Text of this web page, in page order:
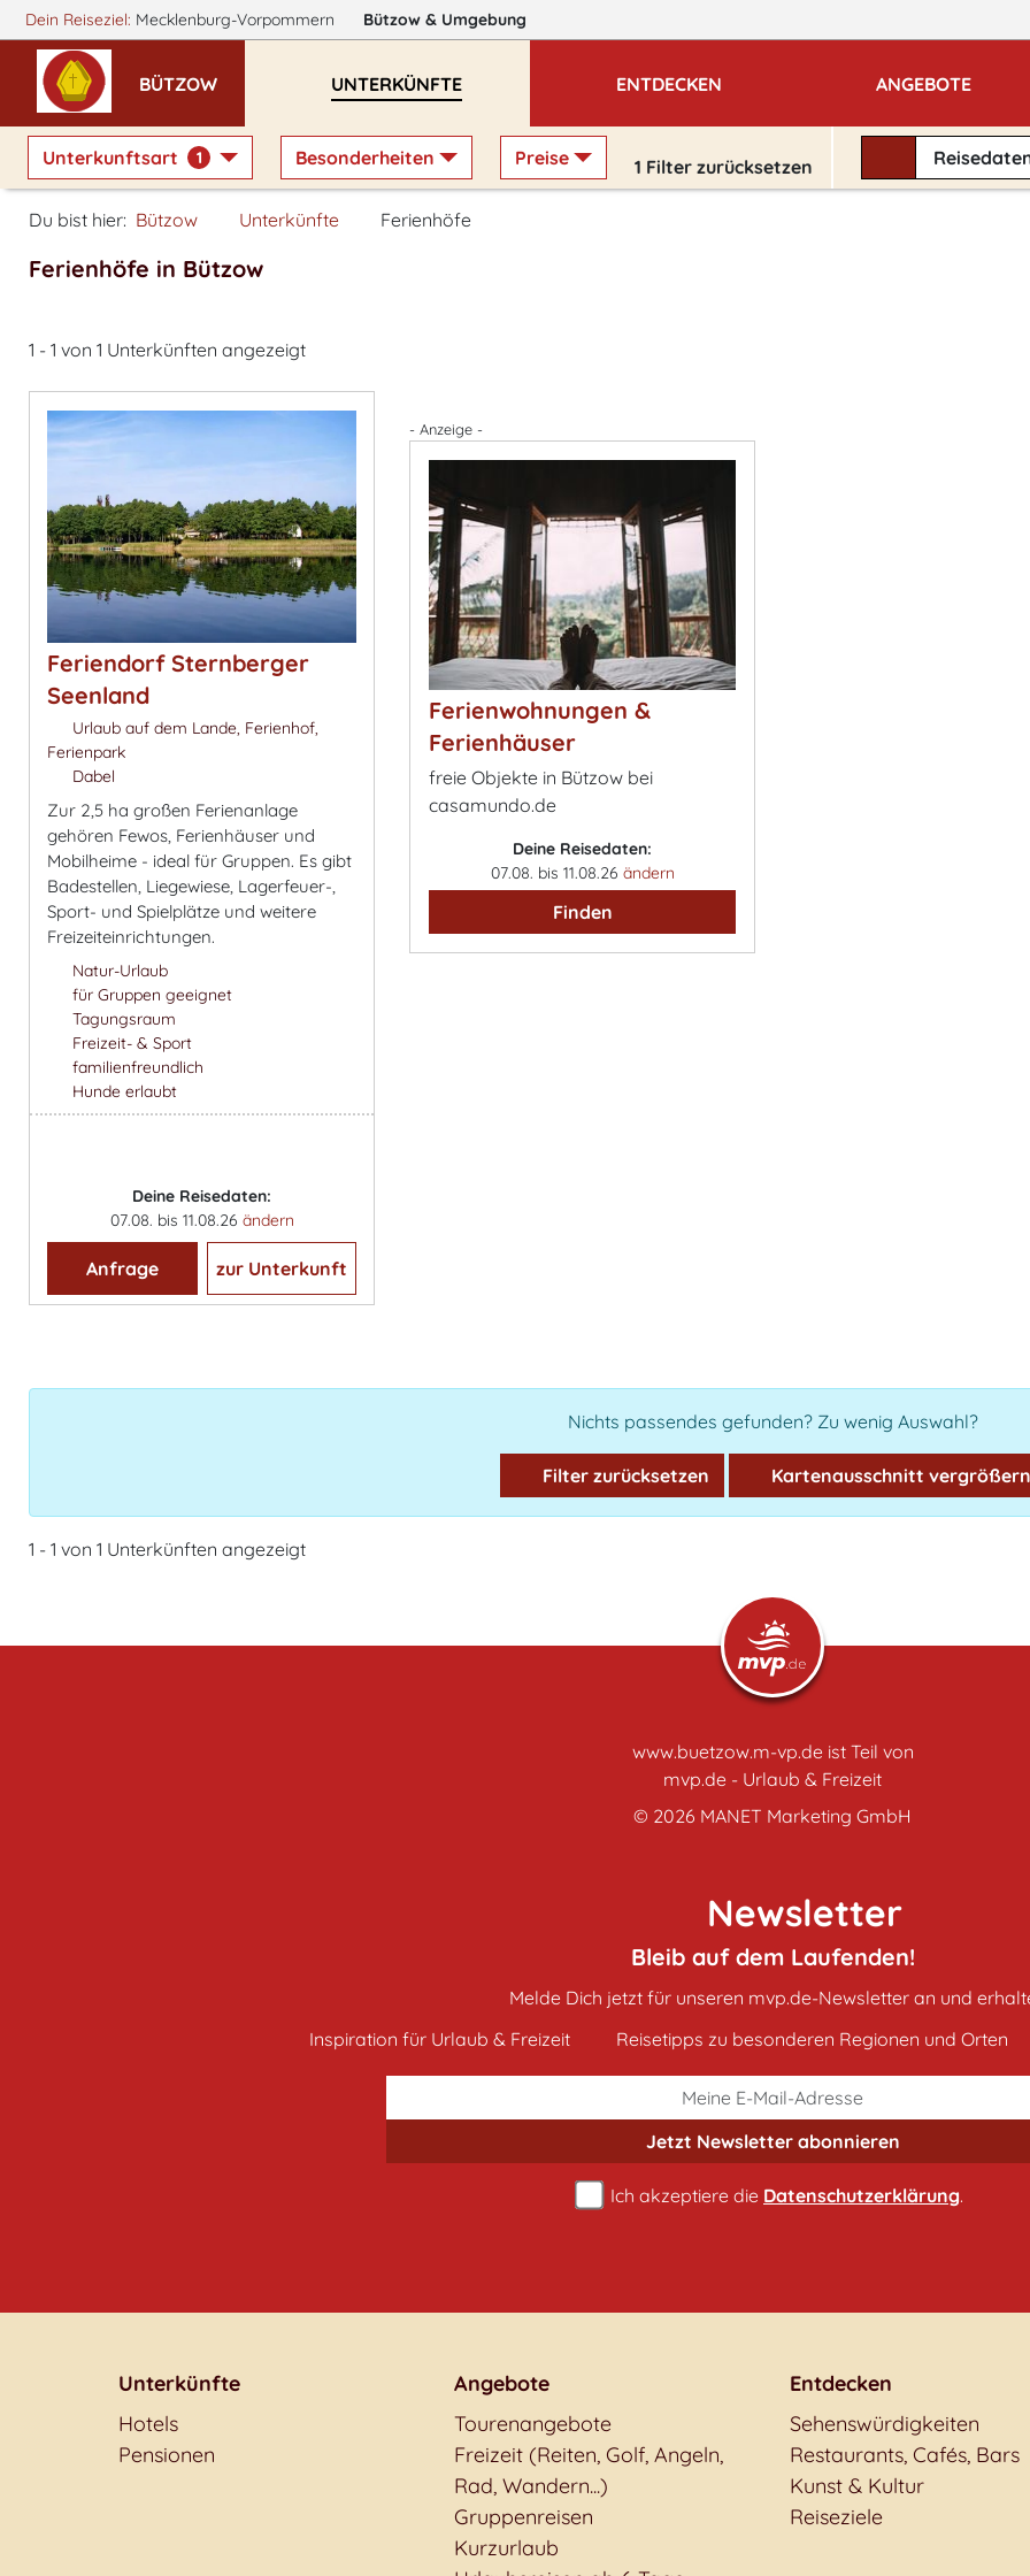
Dein Reiseziel: Mecklenburg-Vorpommern Bützow & Umgebung
BÜTZOW UNTERKÜNFTE ENTDECKEN ANGEBOTE
Unterkunftsart 1 Besonderheiten Preise 1 Filter zurücksetzen
Du bist hier: Bützow Unterkünfte Ferienhöfe
Ferienhöfe in Bützow
1 - 1 von 1 Unterkünften angezeigt
Feriendorf Sternberger
Seenland
Urlaub auf dem Lande, Ferienhof,
Ferienpark
Dabel
Zur 2,5 ha großen Ferienanlage
gehören Fewos, Ferienhäuser und
Mobilheime - ideal für Gruppen. Es gibt
Badestellen, Liegewiese, Lagerfeuer-,
Sport- und Spielplätze und weitere
Freizeiteinrichtungen.
Natur-Urlaub
für Gruppen geeignet
Tagungsraum
Freizeit- & Sport
familienfreundlich
Hunde erlaubt
Deine Reisedaten:
07.08. bis 11.08.26 ändern
Anfrage zur Unterkunft
- Anzeige -
Ferienwohnungen &
Ferienhäuser
freie Objekte in Bützow bei
casamundo.de
Deine Reisedaten:
07.08. bis 11.08.26 ändern
Finden
Nichts passendes gefunden? Zu wenig Auswahl?
Filter zurücksetzen Kartenausschnitt vergrößern
1 - 1 von 1 Unterkünften angezeigt
www.buetzow.m-vp.de ist Teil von
mvp.de - Urlaub & Freizeit
© 2026 MANET Marketing GmbH
Newsletter
Bleib auf dem Laufenden!
Melde Dich jetzt für unseren mvp.de-Newsletter an und
Inspiration für Urlaub & Freizeit
Reisetipps zu besonderen Regionen und Orten
Jetzt Newsletterabonnieren
Ich akzeptiere die Datenschutzerklärung.
Unterkünfte
Hotels
Pensionen
Angebote
Tourenangebote
Freizeit (Reiten, Golf, Angeln,
Rad, Wandern...)
Gruppenreisen
Kurzurlaub
Entdecken
Sehenswürdigkeiten
Restaurants, Cafés, Bars
Kunst & Kultur
Reiseziele